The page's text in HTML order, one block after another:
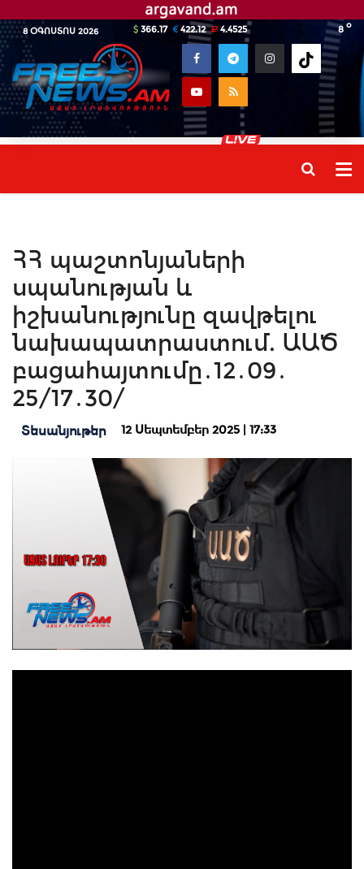
8 ՕԳՈՍՏՈՍ 2026 8 o
366.17 422.12 4.4525
ՀՀ պաշտոնյաների
սպանության և
իշխանությունը զավթելու
նախապատրաստում. ԱԱԾ
բացահայտումը․12․09․
25/17․30/
Տեսանյութեր 12 Սեպտեմբեր 2025 | 17:33